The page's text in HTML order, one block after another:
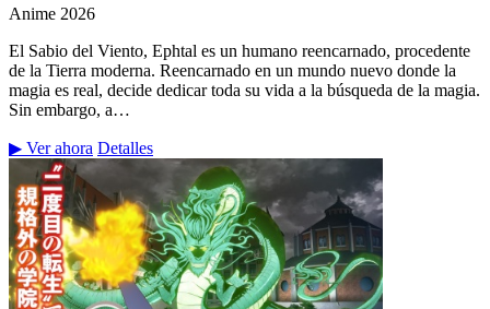
Anime 2026
El Sabio del Viento, Ephtal es un humano reencarnado, procedente
de la Tierra moderna. Reencarnado en un mundo nuevo donde la
magia es real, decide dedicar toda su vida a la búsqueda de la magia.
Sin embargo, a…
▶ Ver ahora Detalles